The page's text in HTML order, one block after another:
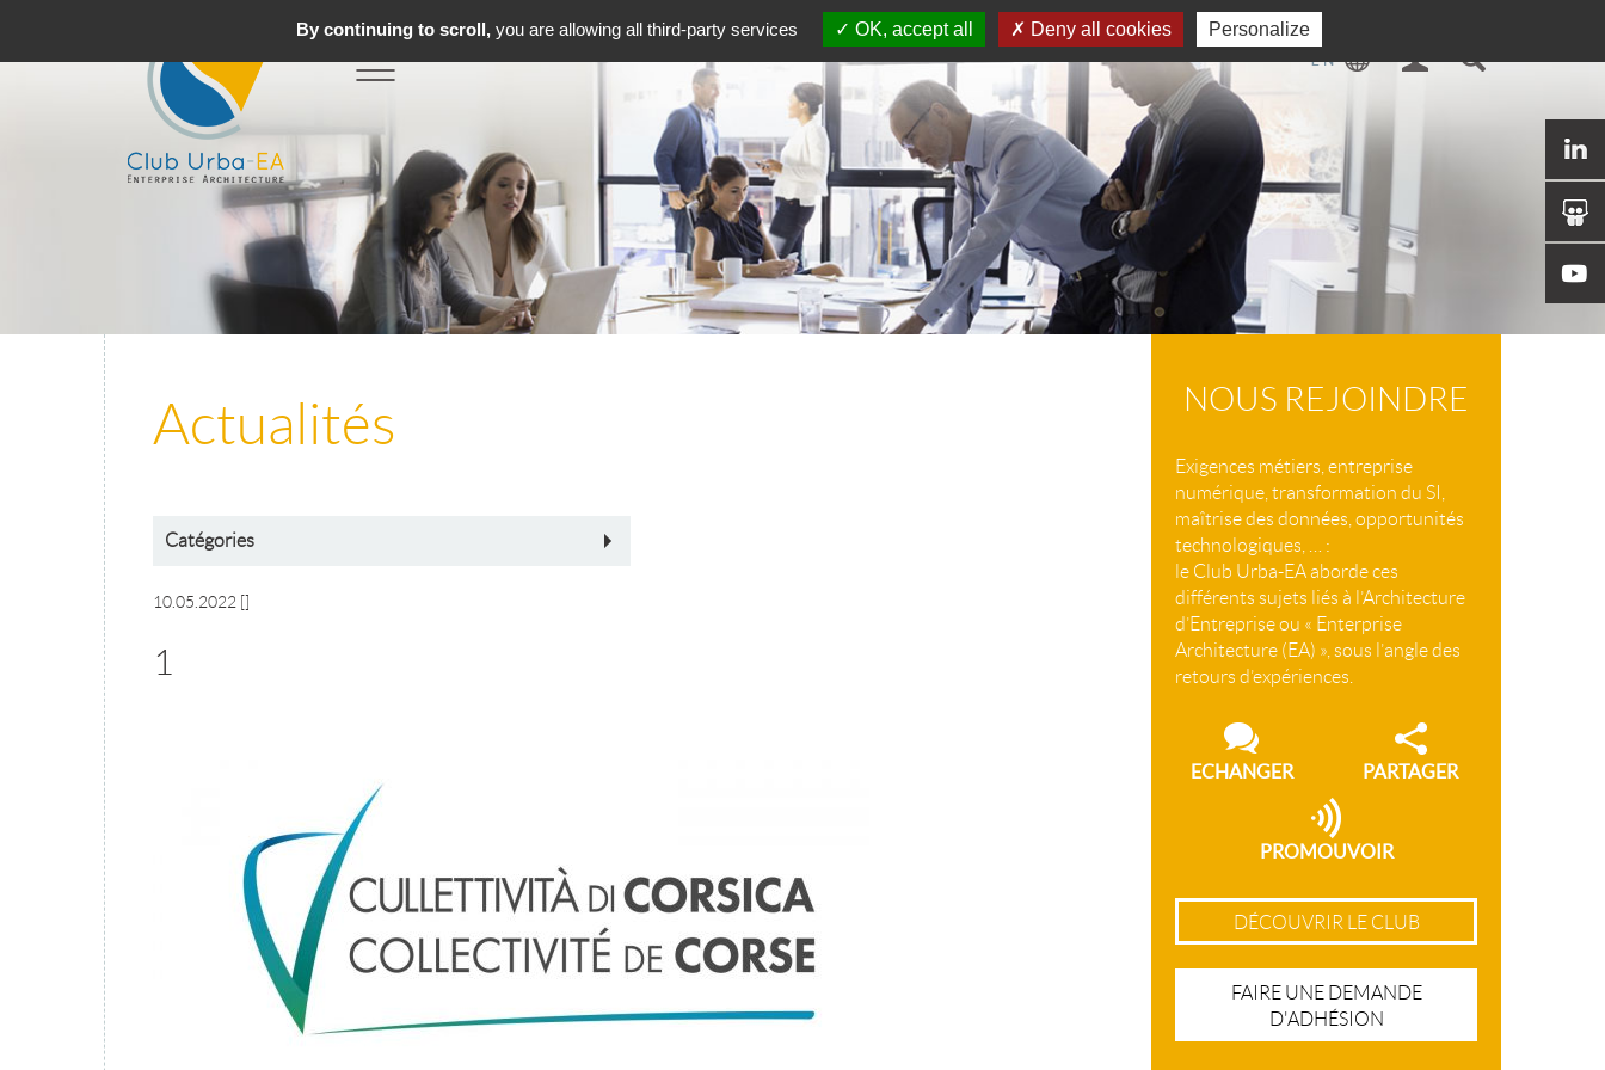
Toggle
navigation
Actualités
Catégories
10.05.2022 []
1
NOUS REJOINDRE
Exigences métiers, entreprise
numérique, transformation du SI,
maîtrise des données, opportunités
technologiques, … :
le Club Urba-EA aborde ces
différents sujets liés à l’Architecture
d’Entreprise ou « Enterprise
Architecture (EA) », sous l’angle des
retours d’expériences.
ECHANGER PARTAGER
PROMOUVOIR
DÉCOUVRIR LE CLUB
FAIRE UNE DEMANDE
D'ADHÉSION
By continuing to scroll,you are allowing all third-party services OK, accept all Deny all cookies Personalize